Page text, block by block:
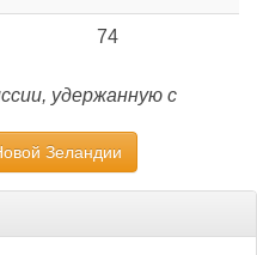
74
удержанную с
Зеландии